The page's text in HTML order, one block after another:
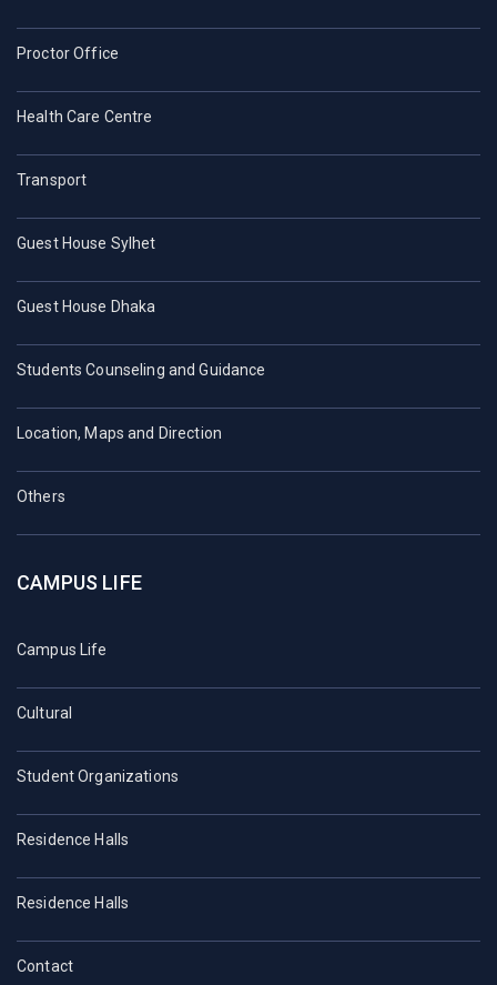
Proctor Office
Health Care Centre
Transport
Guest House Sylhet
Guest House Dhaka
Students Counseling and Guidance
Location, Maps and Direction
Others
CAMPUS LIFE
Campus Life
Cultural
Student Organizations
Residence Halls
Residence Halls
Contact